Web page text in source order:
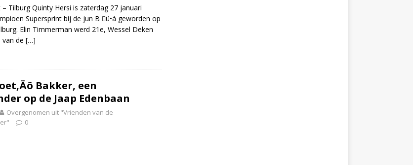
– Tilburg Quinty Hersi is zaterdag 27 januari
Supersprint bij de jun B ü•á geworden op
Elin Timmerman werd 21e, Wessel Deken
van de […]
Bakker, een
op de Jaap Edenbaan
Overgenomen uit "Vrienden van de
0